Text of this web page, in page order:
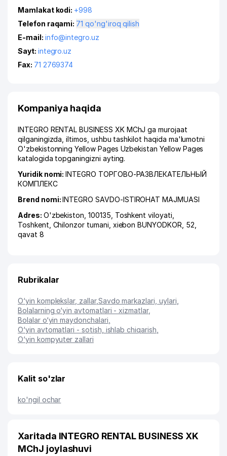
Mamlakat kodi: +998
Telefon raqami:
71 qo'ng'iroq qilish
E-mail: info@integro.uz
Sayt: integro.uz
Fax: 71 2769374
Kompaniya haqida
INTEGRO RENTAL BUSINESS XK MChJ ga murojaat
qilganingizda, iltimos, ushbu tashkilot haqida ma'lumotni
O'zbekistonning Yellow Pages Uzbekistan Yellow Pages
katalogida topganingizni ayting.
Yuridik nomi:INTEGRO ТОРГОВО-РАЗВЛЕКАТЕЛЬНЫЙ
КОМПЛЕКС
Brend nomi:INTEGRO SAVDO-ISTIROHAT MAJMUASI
Adres: O'zbekiston, 100135, Toshkent viloyati
Toshkent Chilonzor tumani xiеbon BUNYODKOR , 52,
qavat 8
Rubrikalar
O‘yin komplekslar, zallar, Savdo markazlari, uylari
Bolalarning o‘yin avtomatlari - xizmatlar,
Bolalar o‘yin maydonchalari
O‘yin avtomatlari - sotish, ishlab chiqarish
O‘yin kompyuter zallari
Kalit so'zlar
ko'ngil ochar
Xaritada INTEGRO RENTAL BUSINESS XK
MChJ joylashuvi